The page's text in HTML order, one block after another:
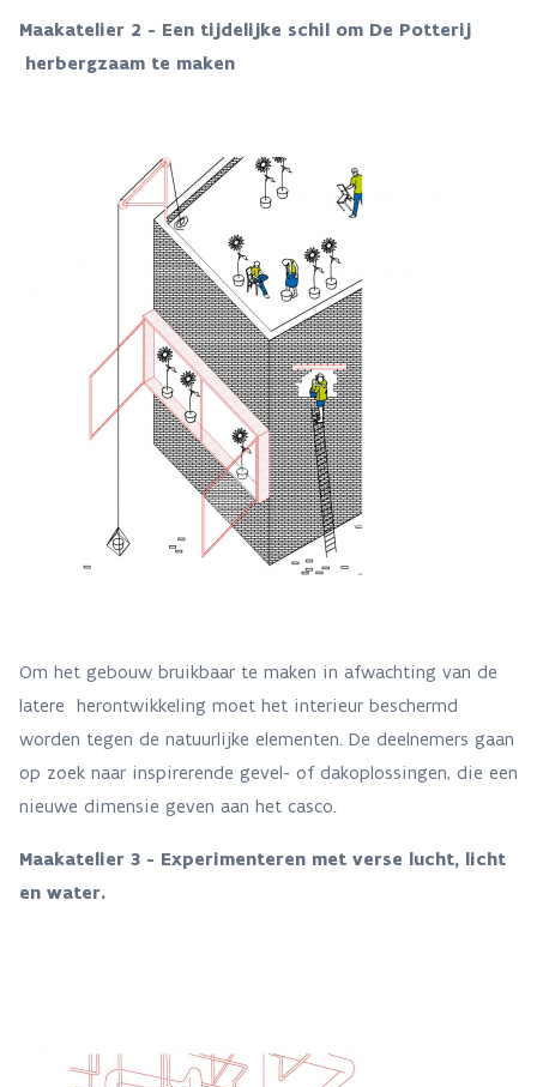
Maakatelier 2 - Een tijdelijke schil om De Potterij
herbergzaam te maken
Om het gebouw bruikbaar te maken in afwachting van de
latere herontwikkeling moet het interieur beschermd
worden tegen de natuurlijke elementen. De deelnemers gaan
op zoek naar inspirerende gevel- of dakoplossingen, die een
nieuwe dimensie geven aan het casco.
Maakatelier 3 - Experimenteren met verse lucht, licht
en water.